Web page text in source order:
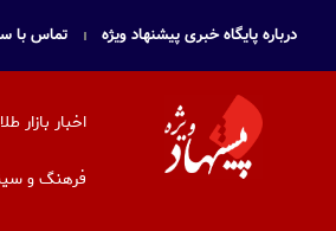
درباره پایگاه خبری پیشنهاد ویژه تماس با
اخبار بازار
فرهنگ و